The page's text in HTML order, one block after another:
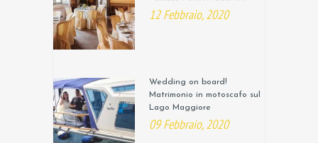
12 Febbraio, 2020
Wedding on board!
Matrimonio in motoscafo sul
Lago Maggiore
09 Febbraio, 2020